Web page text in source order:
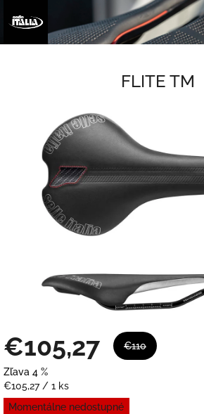
FLITE TM
€105,27 €110
Zľava 4 %
Jednotková
cena:
€105,27 / 1 ks
Momentálne nedostupné